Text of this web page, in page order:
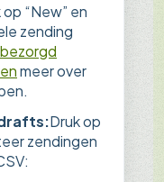
op “New” en
zending
meer over
Druk op
zendingen